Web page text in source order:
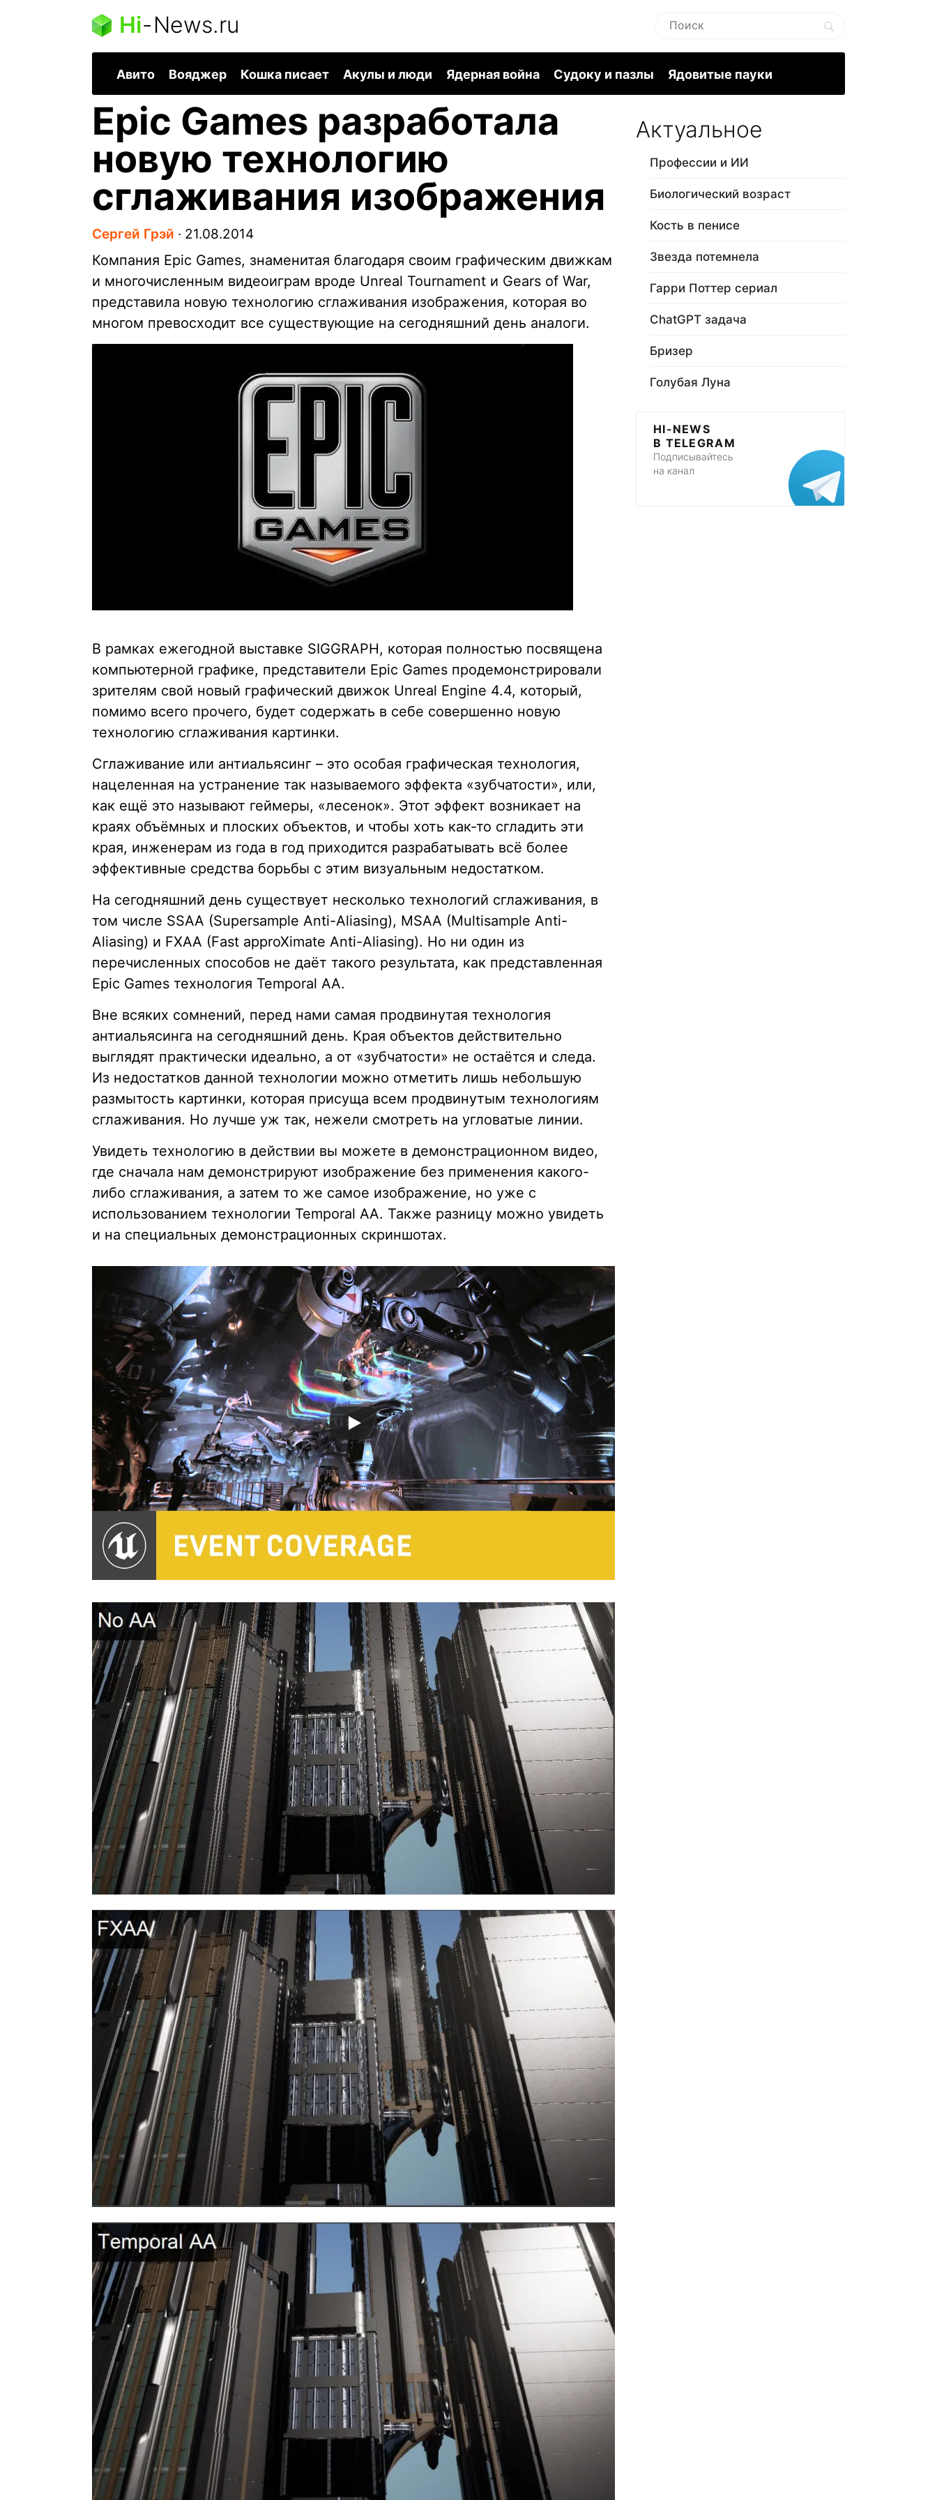
Hi-News.ru
Авито Вояджер Кошка писает Акулы и люди Ядерная война Судоку и пазлы Ядовитые пауки
Epic Games разработала
новую технологию
сглаживания изображения
Сергей Грэй ∙ 21.08.2014
Компания Epic Games, знаменитая благодаря своим графическим движкам
и многочисленным видеоиграм вроде Unreal Tournament и Gears of War,
представила новую технологию сглаживания изображения, которая во
многом превосходит все существующие на сегодняшний день аналоги.
В рамках ежегодной выставке SIGGRAPH, которая полностью посвящена
компьютерной графике, представители Epic Games продемонстрировали
зрителям свой новый графический движок Unreal Engine 4.4, который,
помимо всего прочего, будет содержать в себе совершенно новую
технологию сглаживания картинки.
Сглаживание или антиальясинг – это особая графическая технология,
нацеленная на устранение так называемого эффекта «зубчатости», или,
как ещё это называют геймеры, «лесенок». Этот эффект возникает на
краях объёмных и плоских объектов, и чтобы хоть как-то сгладить эти
края, инженерам из года в год приходится разрабатывать всё более
эффективные средства борьбы с этим визуальным недостатком.
На сегодняшний день существует несколько технологий сглаживания, в
том числе SSAA (Supersample Anti-Aliasing), MSAA (Multisample Anti-
Aliasing) и FXAA (Fast approXimate Anti-Aliasing). Но ни один из
перечисленных способов не даёт такого результата, как представленная
Epic Games технология Temporal AA.
Вне всяких сомнений, перед нами самая продвинутая технология
антиальясинга на сегодняшний день. Края объектов действительно
выглядят практически идеально, а от «зубчатости» не остаётся и следа.
Из недостатков данной технологии можно отметить лишь небольшую
размытость картинки, которая присуща всем продвинутым технологиям
сглаживания. Но лучше уж так, нежели смотреть на угловатые линии.
Увидеть технологию в действии вы можете в демонстрационном видео,
где сначала нам демонстрируют изображение без применения какого-
либо сглаживания, а затем то же самое изображение, но уже с
использованием технологии Temporal AA. Также разницу можно увидеть
и на специальных демонстрационных скриншотах.
Актуальное
Профессии и ИИ
Биологический возраст
Кость в пенисе
Звезда потемнела
Гарри Поттер сериал
ChatGPT задача
Бризер
Голубая Луна
HI-NEWS
В TELEGRAM
Подписывайтесь
на канал